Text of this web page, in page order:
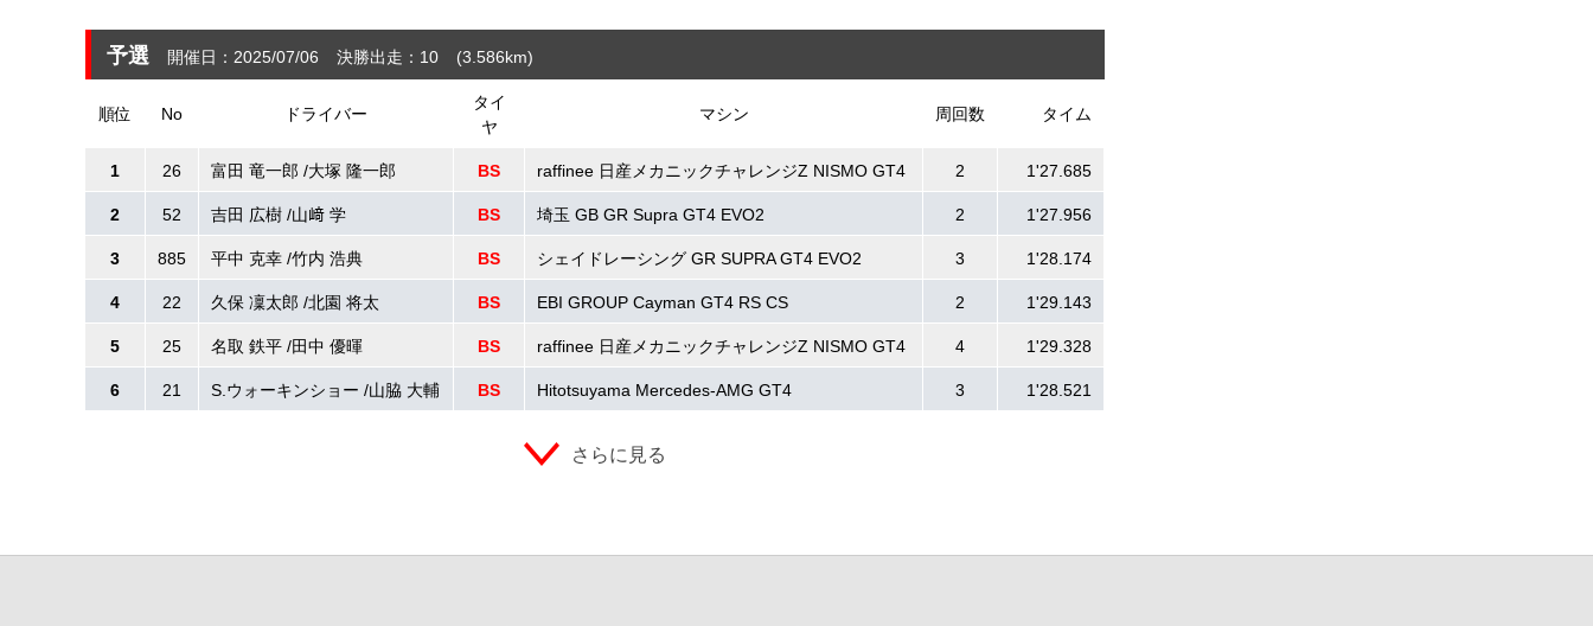
予選 開催日：2025/07/06 決勝出走：10 (3.586km)
順位 No ドライバー
タイ
ヤ
マシン 周回数 タイム
1 26 富田 竜一郎 /大塚 隆一郎 BS raffinee 日産メカニックチャレンジZ NISMO GT4 2 1'27.685
2 52 吉田 広樹 /山﨑 学 BS 埼玉 GB GR Supra GT4 EVO2 2 1'27.956
3 885 平中 克幸 /竹内 浩典 BS シェイドレーシング GR SUPRA GT4 EVO2 3 1'28.174
4 22 久保 凜太郎 /北園 将太 BS EBI GROUP Cayman GT4 RS CS 2 1'29.143
5 25 名取 鉄平 /田中 優暉 BS raffinee 日産メカニックチャレンジZ NISMO GT4 4 1'29.328
6 21 S.ウォーキンショー /山脇 大輔 BS Hitotsuyama Mercedes-AMG GT4 3 1'28.521
さらに見る